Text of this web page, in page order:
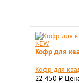
Кофр для
Кофр для
22 450 ₽